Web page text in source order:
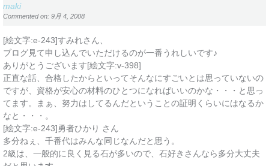
maki
Commented on: 9月 4, 2008
[絵文字:e-243]すみれさん、
ブログ見て申し込んでいただけるのが一番うれしいです♪
ありがとうございます[絵文字:v-398]
正直な話、合格したからといってそんなにすごいとは思っていないの
ですが、資格が安心の材料のひとつになればいいのかな・・・と思っ
てます。まぁ、努力はしてるんだということの証明くらいにはなるか
なと・・・。
[絵文字:e-243]勇者ひかり さん
多分ねぇ、千番代はみんな同じなんだと思う。
2級は、一般的に良く見る石が多いので、石好きさんなら多分大丈夫